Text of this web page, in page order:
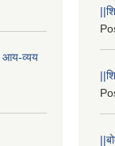
आय-व्यय